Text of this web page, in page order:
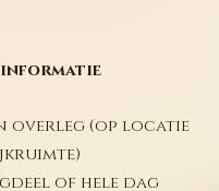
overleg (op locatie
of hele dag